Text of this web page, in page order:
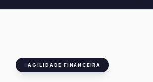
AGILIDADE FINANCEIRA